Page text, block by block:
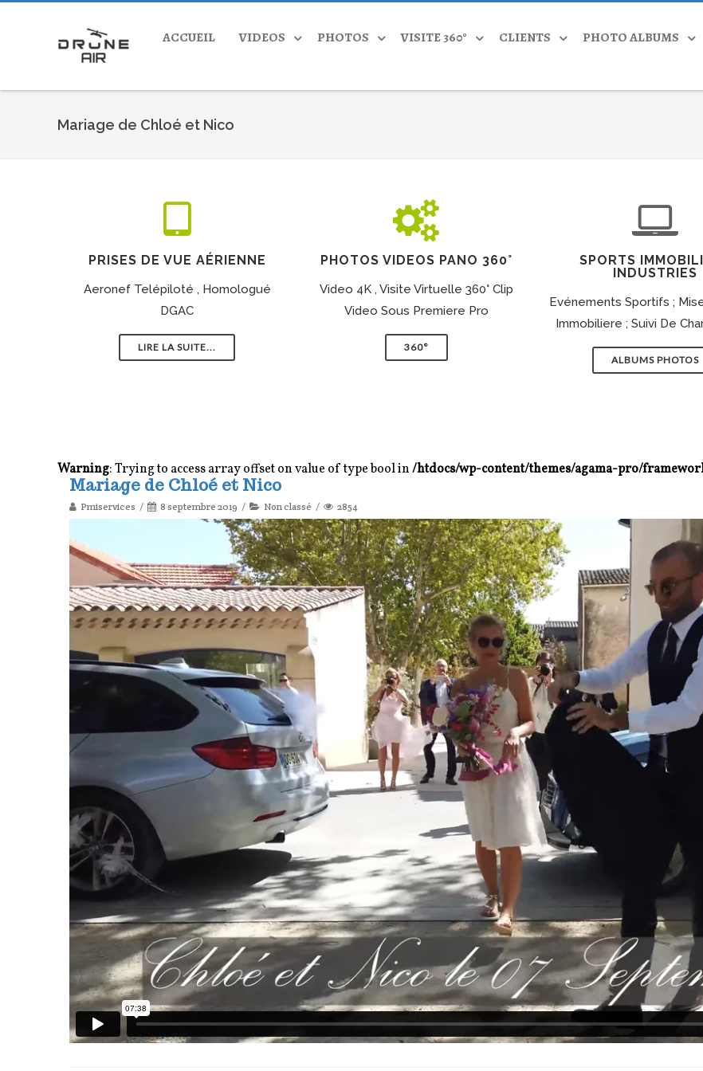
ACCUEIL VIDEOS PHOTOS VISITE 360° CLIENTS PHOTO ALBUMS
Mariage de Chloé et Nico
PRISES DE VUE AÉRIENNE
Aeronef Telépiloté , Homologué
DGAC
LIRE LA SUITE...
PHOTOS VIDEOS PANO 360°
Video 4K , Visite Virtuelle 360° Clip
Video Sous Premiere Pro
360°
SPORTS
INDUSTRIES
Evénements Sportifs ;
Immobiliere ; Suivi De
ALBUMS PHOTOS
Warning: Trying to access array offset on value of type bool in/htdocs/wp-content/themes/agama-pro/
Mariage de Chloé et Nico
Pmiservices 8 septembre 2019 Non classé 2854